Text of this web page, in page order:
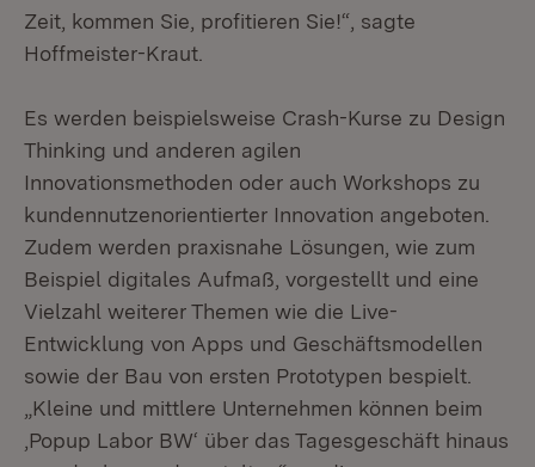
Zeit, kommen Sie, profitieren Sie!“, sagte
Hoffmeister-Kraut.
Es werden beispielsweise Crash-Kurse zu Design
Thinking und anderen agilen
Innovationsmethoden oder auch Workshops zu
kundennutzenorientierter Innovation angeboten.
Zudem werden praxisnahe Lösungen, wie zum
Beispiel digitales Aufmaß, vorgestellt und eine
Vielzahl weiterer Themen wie die Live-
Entwicklung von Apps und Geschäftsmodellen
sowie der Bau von ersten Prototypen bespielt.
„Kleine und mittlere Unternehmen können beim
‚Popup Labor BW‘ über das Tagesgeschäft hinaus